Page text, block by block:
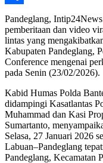
Share
Pandeglang,
pemberitaan dan video
lintas yang
Kabupaten Pandeglang,
Conference mengenai
pada Senin (23/02/2026).
Kabid Humas Polda
didampingi Kasatlantas
Muhammad dan Kasi
Sumartanto,
Selasa, 27 Januari 2026
Labuan–Pandeglang
Pandeglang, Kecamatan